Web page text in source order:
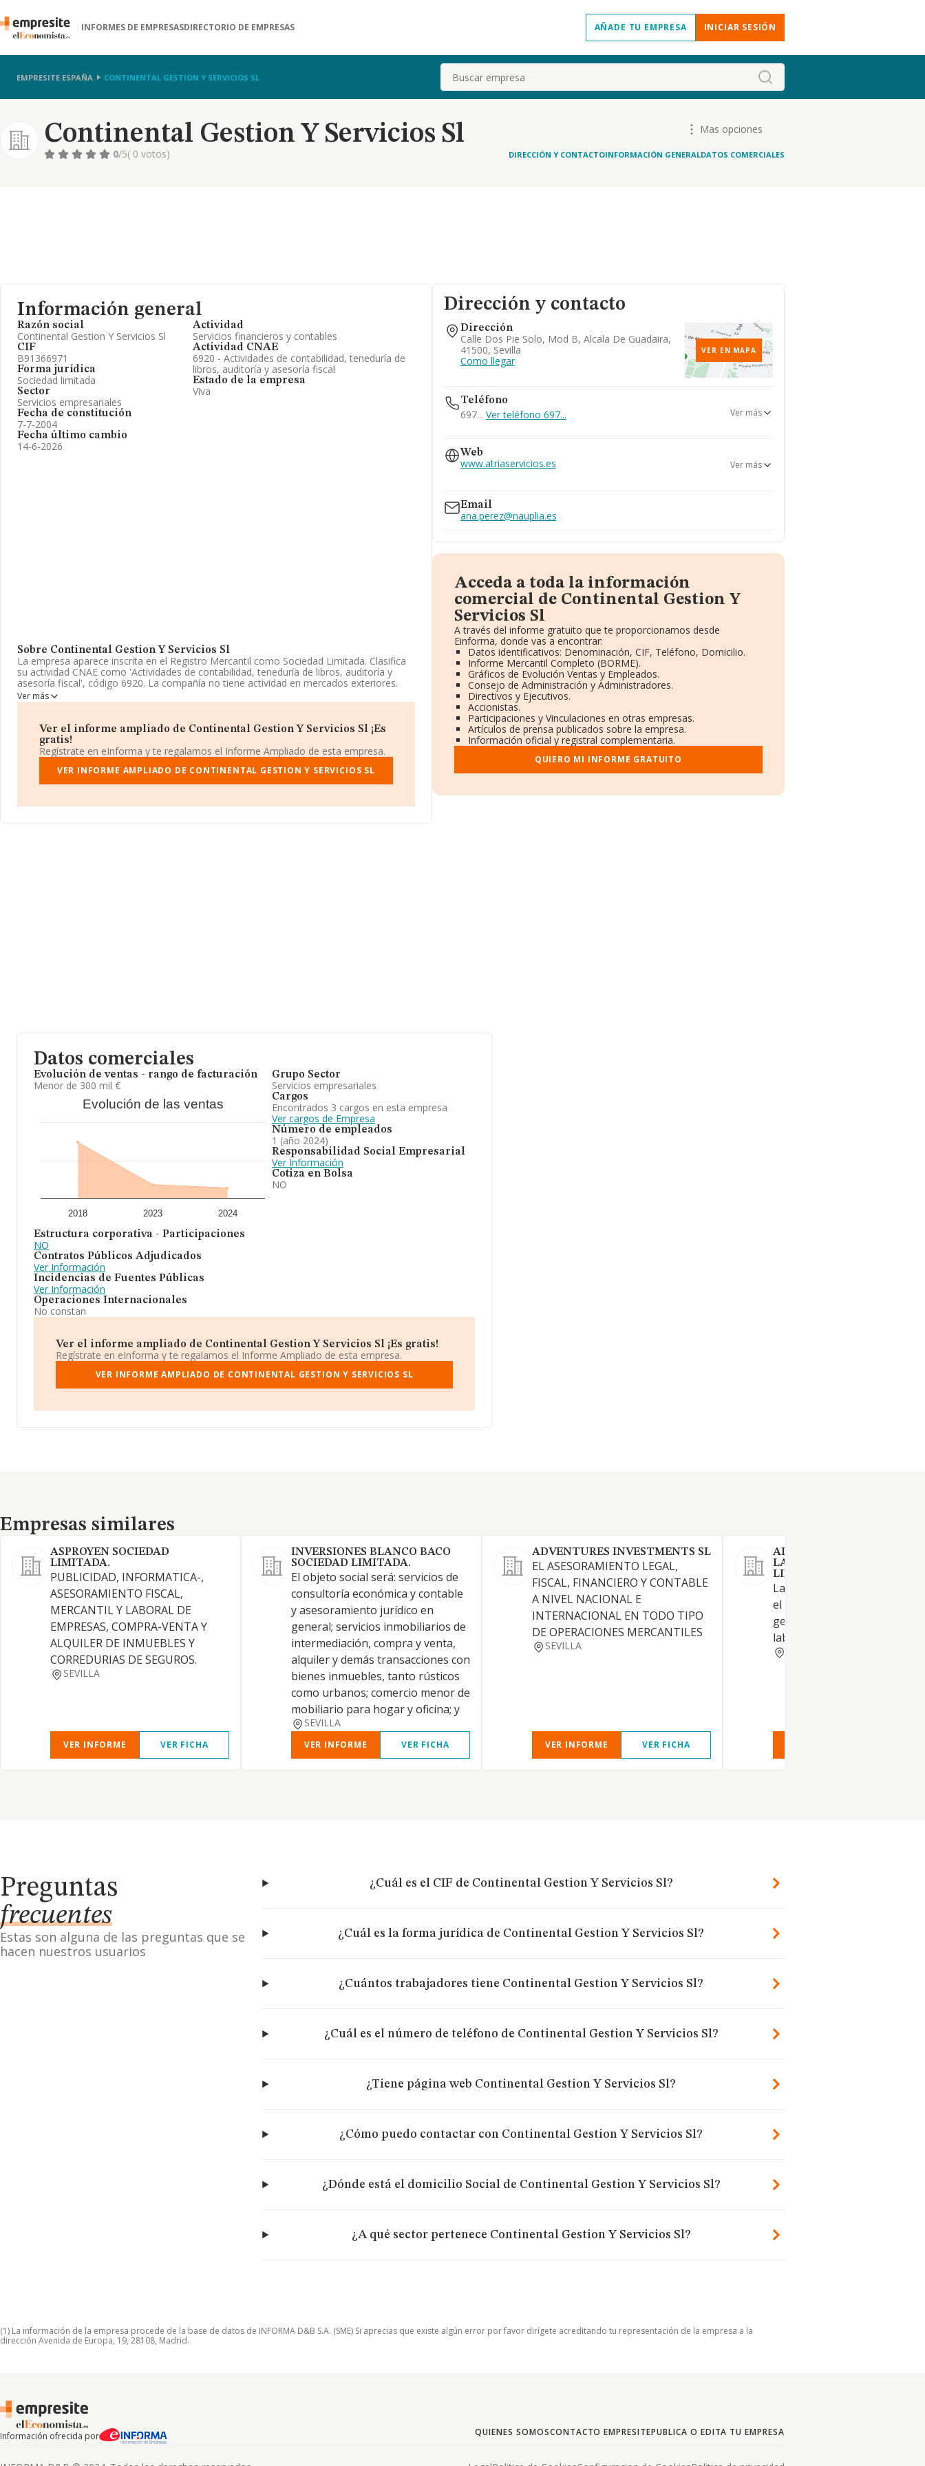
INFORMES DE EMPRESASDIRECTORIO DE EMPRESAS AÑADE TU EMPRESA INICIAR SESIÓN
EMPRESITE ESPAÑA CONTINENTAL GESTION Y SERVICIOS SL Buscar
Continental Gestion Y Servicios Sl
Mas opciones
0/5( 0 votos) DIRECCIÓN Y CONTACTOINFORMACIÓN GENERALDATOS COMERCIALES
Información general
Razón social
Continental Gestion Y Servicios Sl
CIF
B91366971
Forma jurídica
Sociedad limitada
Sector
Servicios empresariales
Fecha de constitución
7-7-2004
Fecha último cambio
14-6-2026
Actividad
Servicios financieros y contables
Actividad CNAE
6920 - Actividades de contabilidad, teneduría de
libros, auditoría y asesoría fiscal
Estado de la empresa
Viva
Sobre Continental Gestion Y Servicios Sl
La empresa aparece inscrita en el Registro Mercantil como Sociedad Limitada. Clasifica
su actividad CNAE como 'Actividades de contabilidad, teneduría de libros, auditoría y
asesoría fiscal', código 6920. La compañía no tiene actividad en mercados exteriores.
Ha contado con el mismo número de empleados y según los datos a disposición de
Su correo es
ana.perez@nauplia.es
La sociedad españolaContinental Gestión y Servicios S.L, B91366971, está situada
en Calle Dos Pie Solo Pg Ind. Cuch Mod B, (41500), Alcalá De Guadaira, provincia de
Sevilla, Andalucía.
En relación con el sector y disponiendo de los datos de hasta 56.878 empresas, a nivel
Ver más
Ver el informe ampliado de Continental Gestion Y Servicios Sl ¡Es
gratis!
Regístrate en eInforma y te regalamos el Informe Ampliado de esta empresa.
VER INFORME AMPLIADO DE CONTINENTAL GESTION Y SERVICIOS SL
Dirección y contacto
Dirección
Calle Dos Pie Solo, Mod B, Alcala De Guadaira,
41500, Sevilla
Como llegar
VER EN MAPA
Teléfono
697... Ver teléfono 697...
954933277
Ver más
Web
www.atriaservicios.es Ver más
Email
ana.perez@nauplia.es
Acceda a toda la información
comercial de Continental Gestion Y
Servicios Sl
A través del informe gratuito que te proporcionamos desde
Einforma, donde vas a encontrar:
Datos identificativos: Denominación, CIF, Teléfono, Domicilio.
Informe Mercantil Completo (BORME).
Gráficos de Evolución Ventas y Empleados.
Consejo de Administración y Administradores.
Directivos y Ejecutivos.
Accionistas.
Participaciones y Vinculaciones en otras empresas.
Artículos de prensa publicados sobre la empresa.
Información oficial y registral complementaria.
QUIERO MI INFORME GRATUITO
Datos comerciales
Evolución de ventas - rango de facturación
Menor de 300 mil €
Evolución de las ventas
2018 2023 2024
Estructura corporativa - Participaciones
NO
Contratos Públicos Adjudicados
Ver Información
Incidencias de Fuentes Públicas
Ver Información
Operaciones Internacionales
No constan
Grupo Sector
Servicios empresariales
Cargos
Encontrados 3 cargos en esta empresa
Ver cargos de Empresa
Número de empleados
1 (año 2024)
Responsabilidad Social Empresarial
Ver Información
Cotiza en Bolsa
NO
Ver el informe ampliado de Continental Gestion Y Servicios Sl ¡Es gratis!
Regístrate en eInforma y te regalamos el Informe Ampliado de esta empresa.
VER INFORME AMPLIADO DE CONTINENTAL GESTION Y SERVICIOS SL
Empresas similares
Empresas similares
ASPROYEN SOCIEDAD
LIMITADA.
PUBLICIDAD, INFORMATICA-,
ASESORAMIENTO FISCAL,
MERCANTIL Y LABORAL DE
EMPRESAS, COMPRA-VENTA Y
ALQUILER DE INMUEBLES Y
CORREDURIAS DE SEGUROS.
SEVILLA
VER INFORME VER FICHA
INVERSIONES BLANCO BACO
SOCIEDAD LIMITADA.
El objeto social será: servicios de
consultoría económica y contable
y asesoramiento jurídico en
general; servicios inmobiliarios de
intermediación, compra y venta,
alquiler y demás transacciones con
bienes inmuebles, tanto rústicos
como urbanos; comercio menor de
mobiliario para hogar y oficina; y
SEVILLA
VER INFORME VER FICHA
ADVENTURES INVESTMENTS SL
EL ASESORAMIENTO LEGAL,
FISCAL, FINANCIERO Y CONTABLE
A NIVEL NACIONAL E
INTERNACIONAL EN TODO TIPO
DE OPERACIONES MERCANTILES
SEVILLA
VER INFORME VER FICHA
ALMEIDA ASESORES
LABORALES SOCIEDAD
LIMITADA.
La mediación o
el asesoramiento jurídico en
general, y especialmente en
laboral, fiscal y contable
Preguntas
frecuentes
Estas son alguna de las preguntas que se
hacen nuestros usuarios
¿Cuál es el CIF de Continental Gestion Y Servicios Sl?
¿Cuál es la forma jurídica de Continental Gestion Y Servicios Sl?
¿Cuántos trabajadores tiene Continental Gestion Y Servicios Sl?
¿Cuál es el número de teléfono de Continental Gestion Y Servicios Sl?
¿Tiene página web Continental Gestion Y Servicios Sl?
¿Cómo puedo contactar con Continental Gestion Y Servicios Sl?
¿Dónde está el domicilio Social de Continental Gestion Y Servicios Sl?
¿A qué sector pertenece Continental Gestion Y Servicios Sl?
(1) La información de la empresa procede de la base de datos de INFORMA D&B S.A. (SME) Si aprecias que existe algún error por favor dirígete acreditando tu representación de la empresa a la
dirección Avenida de Europa, 19, 28108, Madrid.
Información ofrecida por QUIENES SOMOSCONTACTO EMPRESITEPUBLICA O EDITA TU EMPRESA